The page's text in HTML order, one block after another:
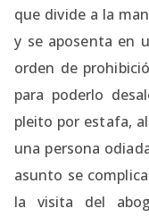
que divide a la
y se aposenta en
orden de
para poderlo
pleito por estafa,
una persona
asunto se
la visita del